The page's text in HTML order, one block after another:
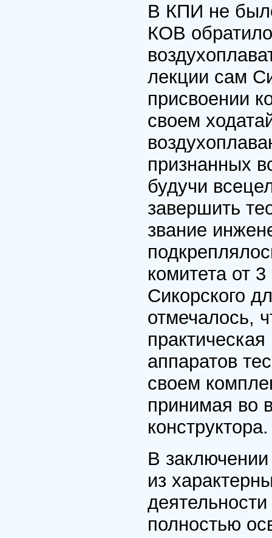
В КПИ не
КОВ
лекции сам
присвоении
своем
признанных
будучи
завершить
звание
комитета от
Сикорского
отмечалось,
аппаратов
своем
принимая во
конструктора.
В
из
полностью